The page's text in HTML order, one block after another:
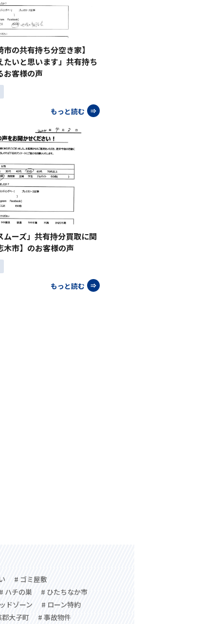
の共有持ち分空き家】
たいと思います」共有持ち
お客様の声
もっと読む
ムーズ」共有持分買取に関
木市】のお客様の声
もっと読む
# ゴミ屋敷
ハチの巣
# ひたちなか市
ドゾーン
# ローン特約
大子町
# 事故物件